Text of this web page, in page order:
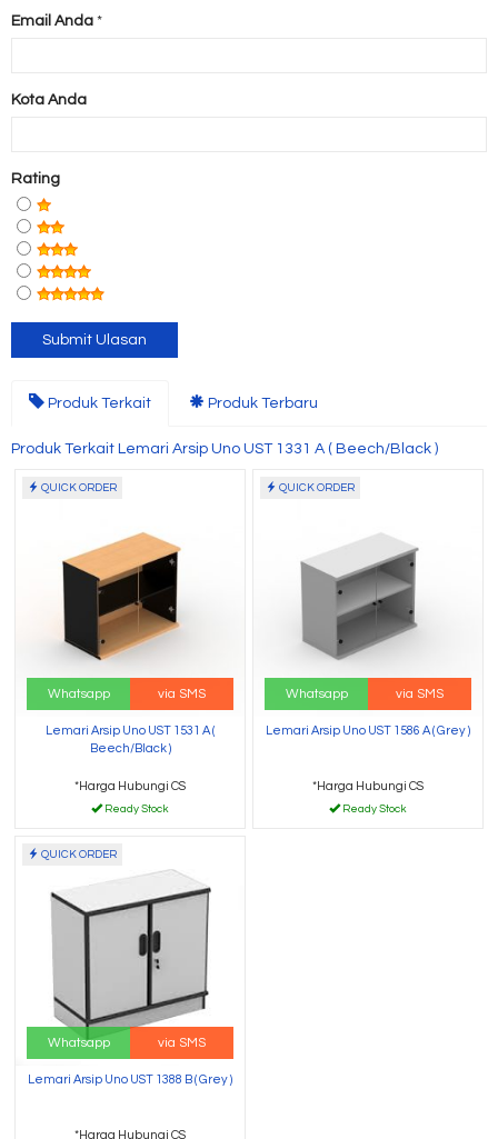
Email Anda *
Kota Anda
Rating
Produk Terkait Produk Terbaru
Produk Terkait Lemari Arsip Uno UST 1331 A ( Beech/Black )
QUICK ORDER
Whatsapp via SMS
Lemari Arsip Uno UST 1531 A (
Beech/Black )
*Harga Hubungi CS
Ready Stock
QUICK ORDER
Whatsapp via SMS
Lemari Arsip Uno UST 1586 A ( Grey )
*Harga Hubungi CS
Ready Stock
QUICK ORDER
Whatsapp via SMS
Lemari Arsip Uno UST 1388 B ( Grey )
*Harga Hubungi CS